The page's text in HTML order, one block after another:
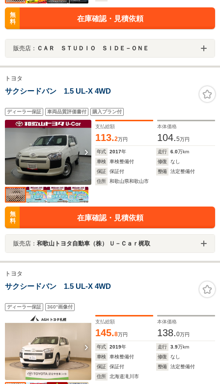
無
料
在庫確認・見積依頼
販売店： ＣＡＲ ＳＴＵＤＩＯ ＳＩＤＥ－ＯＮＥ
トヨタ
サクシードバン 1.5 UL-X 4WD
ディーラー保証 車両品質評価書付 購入プラン付
支払総額
113.2万円
本体価格
104.5万円
年式 2017年 走行 6.0万km
車検
車検整備付 修復
なし
保証
保証付 整備
法定整備付
住所
和歌山県和歌山市
無
料
在庫確認・見積依頼
販売店： 和歌山トヨタ自動車（株） Ｕ－Ｃａｒ梶取
トヨタ
サクシードバン 1.5 UL-X 4WD
ディーラー保証 360°画像付
支払総額
145.8万円
本体価格
138.0万円
年式 2019年 走行 3.9万km
車検
車検整備付 修復
なし
保証
保証付 整備
法定整備付
住所
北海道滝川市